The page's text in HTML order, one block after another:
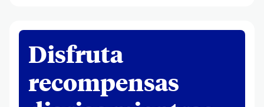
Disfruta
recompensas